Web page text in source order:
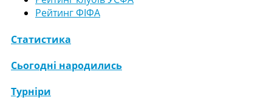
Рейтинг ФІФА
Статистика
Сьогодні народились
Турніри